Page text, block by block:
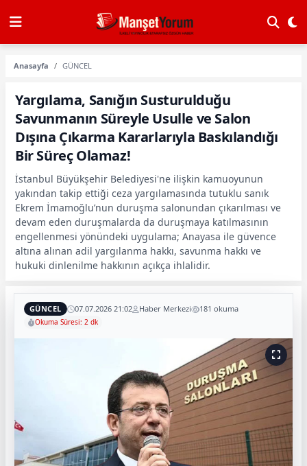
Anasayfa GÜNCEL
Yargılama, Sanığın Susturulduğu
Savunmanın Süreyle Usulle ve Salon
Dışına Çıkarma Kararlarıyla Baskılandığı
Bir Süreç Olamaz!
İstanbul Büyükşehir Belediyesi'ne ilişkin kamuoyunun
yakından takip ettiği ceza yargılamasında tutuklu sanık
Ekrem İmamoğlu’nun duruşma salonundan çıkarılması ve
devam eden duruşmalarda da duruşmaya katılmasının
engellenmesi yönündeki uygulama; Anayasa ile güvence
altına alınan adil yargılanma hakkı, savunma hakkı ve
hukuki dinlenilme hakkının açıkça ihlalidir.
GÜNCEL 07.07.2026 21:02 Haber Merkezi 181 okuma
Okuma Süresi: 2 dk